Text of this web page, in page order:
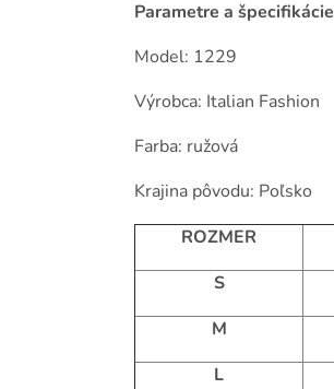
Parametre a
Model: 1229
Výrobca: Italian Fashion
Farba: ružová
Krajina pôvodu: Poľsko
ROZMER
S
M
L